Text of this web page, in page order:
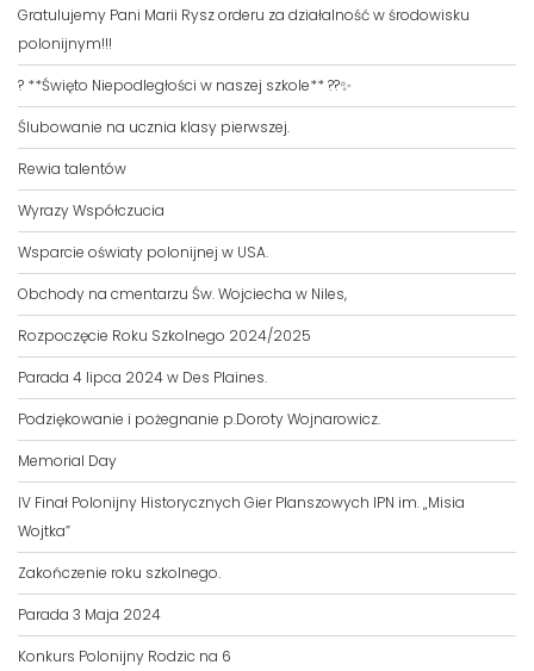
Gratulujemy Pani Marii Rysz orderu za działalność w środowisku
polonijnym!!!
? **Święto Niepodległości w naszej szkole** ??✨
Ślubowanie na ucznia klasy pierwszej.
Rewia talentów
Wyrazy Współczucia
Wsparcie oświaty polonijnej w USA.
Obchody na cmentarzu Św. Wojciecha w Niles,
Rozpoczęcie Roku Szkolnego 2024/2025
Parada 4 lipca 2024 w Des Plaines.
Podziękowanie i pożegnanie p.Doroty Wojnarowicz.
Memorial Day
IV Finał Polonijny Historycznych Gier Planszowych IPN im. „Misia
Wojtka”
Zakończenie roku szkolnego.
Parada 3 Maja 2024
Konkurs Polonijny Rodzic na 6